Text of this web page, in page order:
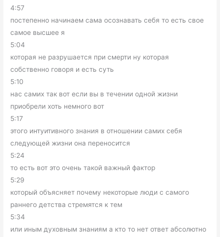
4:57
постепенно начинаем сама осознавать себя то есть свое
самое высшее я
5:04
которая не разрушается при смерти ну которая
собственно говоря и есть суть
5:10
нас самих так вот если вы в течении одной жизни
приобрели хоть немного вот
5:17
этого интуитивного знания в отношении самих себя
следующей жизни она переносится
5:24
то есть вот это очень такой важный фактор
5:29
который объясняет почему некоторые люди с самого
раннего детства стремятся к тем
5:34
или иным духовным знаниям а кто то нет ответ абсолютно